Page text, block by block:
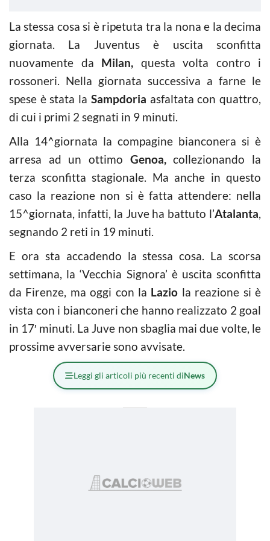
La stessa cosa si è ripetuta tra la nona e la decima
giornata. La Juventus è uscita sconfitta
nuovamente da Milan, questa volta contro i
rossoneri. Nella giornata successiva a farne le
spese è stata la Sampdoria asfaltata con quattro,
di cui i primi 2 segnati in 9 minuti.
Alla 14^giornata la compagine bianconera si è
arresa ad un ottimo Genoa,collezionando la
terza sconfitta stagionale. Ma anche in questo
caso la reazione non si è fatta attendere: nella
15^giornata, infatti, la Juve ha battuto l’Atalanta,
segnando 2 reti in 19 minuti.
E ora sta accadendo la stessa cosa. La scorsa
settimana, la ‘Vecchia Signora’ è uscita sconfitta
da Firenze, ma oggi con la Lazio la reazione si è
vista con i bianconeri che hanno realizzato 2 goal
in 17′ minuti. La Juve non sbaglia mai due volte, le
prossime avversarie sono avvisate.
Leggi gli articoli più recenti diNews